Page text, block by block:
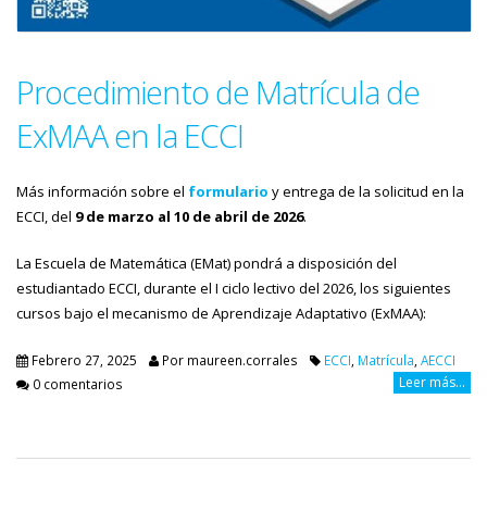
Procedimiento de Matrícula de
ExMAA en la ECCI
Más información sobre el formulario y entrega de la solicitud en la
ECCI, del 9 de marzo al 10 de abril de 2026.
La Escuela de Matemática (EMat) pondrá a disposición del
estudiantado ECCI, durante el I ciclo lectivo del 2026, los siguientes
cursos bajo el mecanismo de Aprendizaje Adaptativo (ExMAA):
Febrero 27, 2025 Por maureen.corrales ECCI Matrícula AECCI
0 comentarios
Leer más...